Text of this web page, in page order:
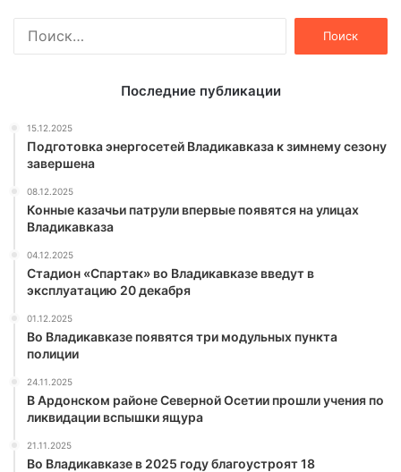
Последние публикации
15.12.2025
Подготовка энергосетей Владикавказа к зимнему сезону
завершена
08.12.2025
Конные казачьи патрули впервые появятся на улицах
Владикавказа
04.12.2025
Стадион «Спартак» во Владикавказе введут в
эксплуатацию 20 декабря
01.12.2025
Во Владикавказе появятся три модульных пункта
полиции
24.11.2025
В Ардонском районе Северной Осетии прошли учения по
ликвидации вспышки ящура
21.11.2025
Во Владикавказе в 2025 году благоустроят 18